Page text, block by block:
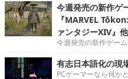
今週発売の新作ゲ
『MARVEL
ァンタジーXIV』他
今週発売の新作ゲーム
有志日本語化の現
PCゲーマーなら何か